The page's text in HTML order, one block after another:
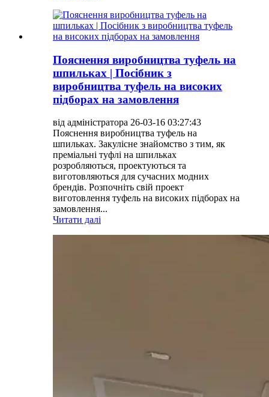
Пояснення виробництва туфель на
шпильках | Посібник з
виробництва туфель на високих
підборах на замовлення
від адміністратора 26-03-16 03:27:43
Пояснення виробництва туфель на
шпильках. Закулісне знайомство з тим, як
преміальні туфлі на шпильках
розробляються, проектуються та
виготовляються для сучасних модних
брендів. Розпочніть свій проект
виготовлення туфель на високих підборах на
замовлення...
Читати далі